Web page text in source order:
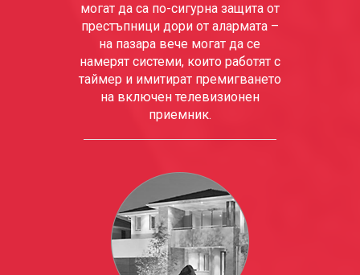
могат да са по-сигурна защита от
престъпници дори от алармата –
на пазара вече могат да се
намерят системи, които работят с
таймер и имитират премигването
на включен телевизионен
приемник.